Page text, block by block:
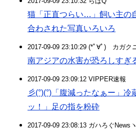
猫「正直つらい…」飼い主の
合わされた写真いろいろ
2017-09-09 23:10:29 (*ﾟ∀ﾟ)ゞカガク
南アジアの水害が恐ろしす
2017-09-09 23:09:12 VIPPER速報
彡(°)(°)「腹減ったなぁー」
ッ！」足の指を粉砕
2017-09-09 23:08:13 ガハろぐNews